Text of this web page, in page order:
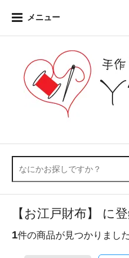
メニュー
【お江戸財布】 に
1件の商品が見つかりました